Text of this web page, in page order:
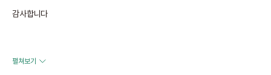
감사합니다
펼쳐보기